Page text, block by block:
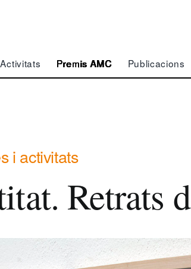
Activitats Premis AMC Publicacions
i activitats
Retrats